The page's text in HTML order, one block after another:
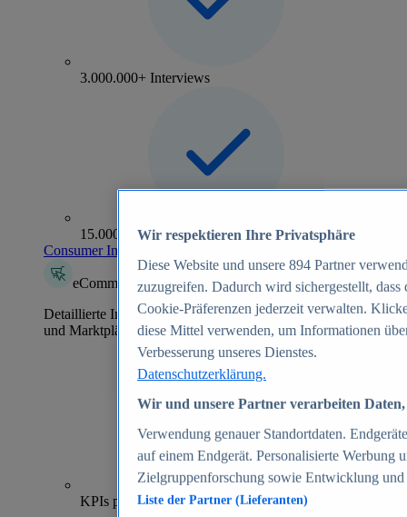
3.000.000+ Interviews
15.000+ Marken
Consumer Insights entdecken
eCommerce Insights
Detaillierte Informationen zu mehr als 39.000 Online-Shops
und Marktplätzen
70+
KPIs pro Shop
Wir respektieren Ihre Privatsphäre
Diese Website und unsere 894 Partner
zuzugreifen. Dadurch wird sichergestellt,
Cookie-Präferenzen jederzeit verwalten.
diese Mittel verwenden, um Informationen
Verbesserung unseres Dienstes.
Datenschutzerklärung.
Wir und unsere Partner verarbeiten
Verwendung genauer Standortdaten.
auf einem Endgerät. Personalisierte Werbung
Zielgruppenforschung sowie Entwicklung
Liste der Partner (Lieferanten)